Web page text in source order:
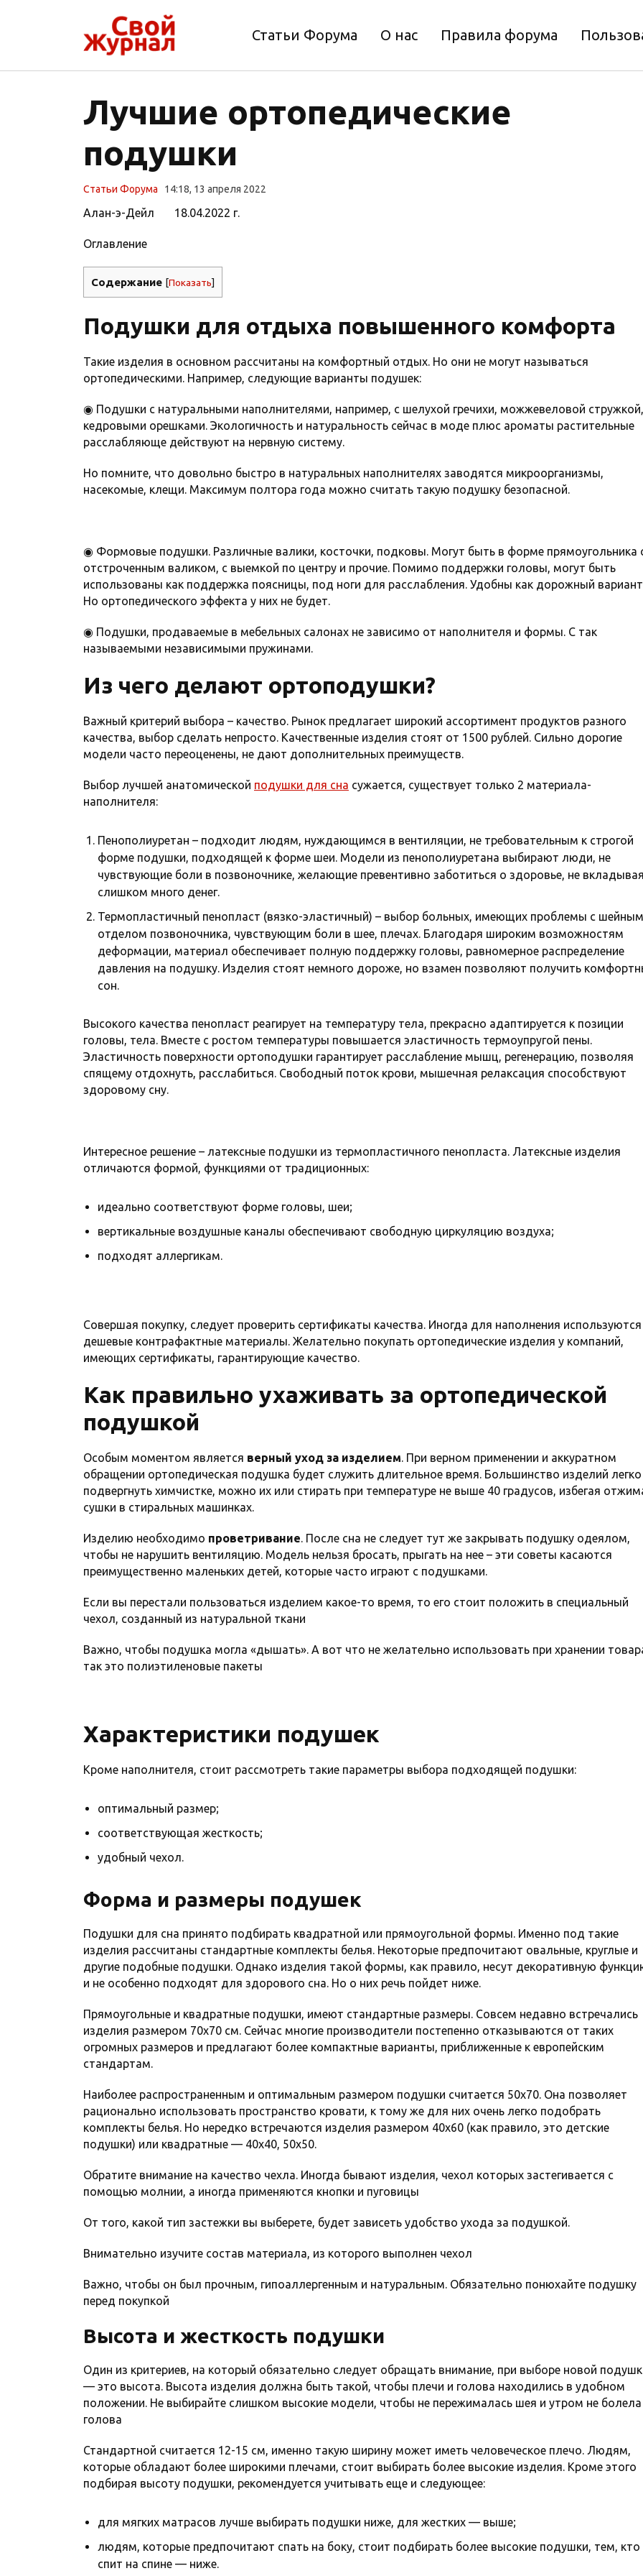
Статьи Форума О нас Правила форума
Лучшие ортопедические
подушки
Статьи Форума 14:18, 13 апреля 2022
Алан-э-Дейл 18.04.2022 г.
Оглавление
Содержание [Показать]
Подушки для отдыха повышенного комфорта
Такие изделия в основном рассчитаны на комфортный отдых. Но они не могут называться
ортопедическими. Например, следующие варианты подушек:
◉ Подушки с натуральными наполнителями, например, с шелухой гречихи, можжевеловой стружкой,
кедровыми орешками. Экологичность и натуральность сейчас в моде плюс ароматы растительные
расслабляюще действуют на нервную систему.
Но помните, что довольно быстро в натуральных наполнителях заводятся микроорганизмы,
насекомые, клещи. Максимум полтора года можно считать такую подушку безопасной.
◉ Формовые подушки. Различные валики, косточки, подковы. Могут быть в форме прямоугольника
отстроченным валиком, с выемкой по центру и прочие. Помимо поддержки головы, могут быть
использованы как поддержка поясницы, под ноги для расслабления. Удобны как дорожный
Но ортопедического эффекта у них не будет.
◉ Подушки, продаваемые в мебельных салонах не зависимо от наполнителя и формы. С так
называемыми независимыми пружинами.
Из чего делают ортоподушки?
Важный критерий выбора – качество. Рынок предлагает широкий ассортимент продуктов разного
качества, выбор сделать непросто. Качественные изделия стоят от 1500 рублей. Сильно дорогие
модели часто переоценены, не дают дополнительных преимуществ.
Выбор лучшей анатомической подушки для сна сужается, существует только 2 материала-
наполнителя:
Пенополиуретан – подходит людям, нуждающимся в вентиляции, не требовательным к строгой
форме подушки, подходящей к форме шеи. Модели из пенополиуретана выбирают люди, не
чувствующие боли в позвоночнике, желающие превентивно заботиться о здоровье, не
слишком много денег.
Термопластичный пенопласт (вязко-эластичный) – выбор больных, имеющих проблемы с шейным
отделом позвоночника, чувствующим боли в шее, плечах. Благодаря широким возможностям
деформации, материал обеспечивает полную поддержку головы, равномерное распределение
давления на подушку. Изделия стоят немного дороже, но взамен позволяют получить
сон.
Высокого качества пенопласт реагирует на температуру тела, прекрасно адаптируется к позиции
головы, тела. Вместе с ростом температуры повышается эластичность термоупругой пены.
Эластичность поверхности ортоподушки гарантирует расслабление мышц, регенерацию, позволяя
спящему отдохнуть, расслабиться. Свободный поток крови, мышечная релаксация способствуют
здоровому сну.
Интересное решение – латексные подушки из термопластичного пенопласта. Латексные изделия
отличаются формой, функциями от традиционных:
идеально соответствуют форме головы, шеи;
вертикальные воздушные каналы обеспечивают свободную циркуляцию воздуха;
подходят аллергикам.
Совершая покупку, следует проверить сертификаты качества. Иногда для наполнения используются
дешевые контрафактные материалы. Желательно покупать ортопедические изделия у компаний,
имеющих сертификаты, гарантирующие качество.
Как правильно ухаживать за ортопедической
подушкой
Особым моментом является верный уход за изделием. При верном применении и аккуратном
обращении ортопедическая подушка будет служить длительное время. Большинство изделий легко
подвергнуть химчистке, можно их или стирать при температуре не выше 40 градусов, избегая
сушки в стиральных машинках.
Изделию необходимо проветривание. После сна не следует тут же закрывать подушку одеялом,
чтобы не нарушить вентиляцию. Модель нельзя бросать, прыгать на нее – эти советы касаются
преимущественно маленьких детей, которые часто играют с подушками.
Если вы перестали пользоваться изделием какое-то время, то его стоит положить в специальный
чехол, созданный из натуральной ткани
Важно, чтобы подушка могла «дышать». А вот что не желательно использовать при хранении
так это полиэтиленовые пакеты
Характеристики подушек
Кроме наполнителя, стоит рассмотреть такие параметры выбора подходящей подушки:
оптимальный размер;
соответствующая жесткость;
удобный чехол.
Форма и размеры подушек
Подушки для сна принято подбирать квадратной или прямоугольной формы. Именно под такие
изделия рассчитаны стандартные комплекты белья. Некоторые предпочитают овальные, круглые и
другие подобные подушки. Однако изделия такой формы, как правило, несут декоративную
и не особенно подходят для здорового сна. Но о них речь пойдет ниже.
Прямоугольные и квадратные подушки, имеют стандартные размеры. Совсем недавно встречались
изделия размером 70х70 см. Сейчас многие производители постепенно отказываются от таких
огромных размеров и предлагают более компактные варианты, приближенные к европейским
стандартам.
Наиболее распространенным и оптимальным размером подушки считается 50х70. Она позволяет
рационально использовать пространство кровати, к тому же для них очень легко подобрать
комплекты белья. Но нередко встречаются изделия размером 40х60 (как правило, это детские
подушки) или квадратные — 40х40, 50х50.
Обратите внимание на качество чехла. Иногда бывают изделия, чехол которых застегивается с
помощью молнии, а иногда применяются кнопки и пуговицы
От того, какой тип застежки вы выберете, будет зависеть удобство ухода за подушкой.
Внимательно изучите состав материала, из которого выполнен чехол
Важно, чтобы он был прочным, гипоаллергенным и натуральным. Обязательно понюхайте подушку
перед покупкой
Высота и жесткость подушки
Один из критериев, на который обязательно следует обращать внимание, при выборе новой
— это высота. Высота изделия должна быть такой, чтобы плечи и голова находились в удобном
положении. Не выбирайте слишком высокие модели, чтобы не пережималась шея и утром не болела
голова
Стандартной считается 12-15 см, именно такую ​​ширину может иметь человеческое плечо. Людям,
которые обладают более широкими плечами, стоит выбирать более высокие изделия. Кроме этого
подбирая высоту подушки, рекомендуется учитывать еще и следующее:
для мягких матрасов лучше выбирать подушки ниже, для жестких — выше;
людям, которые предпочитают спать на боку, стоит подбирать более высокие подушки, тем, кто
спит на спине — ниже.